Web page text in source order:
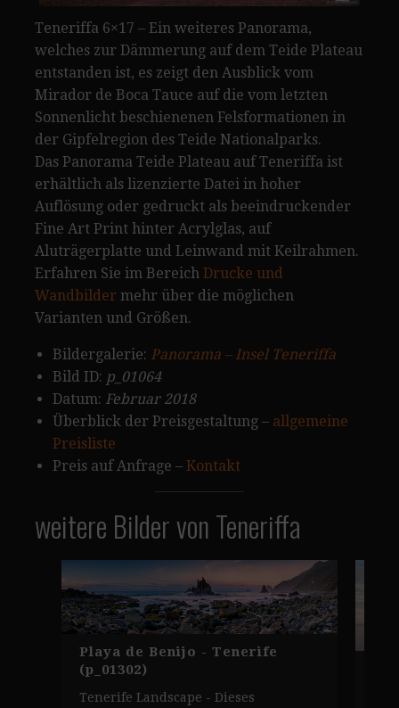
Teneriffa 6×17 – Ein weiteres Panorama,
welches zur Dämmerung auf dem Teide Plateau
entstanden ist, es zeigt den Ausblick vom
Mirador de Boca Tauce auf die vom letzten
Sonnenlicht beschienenen Felsformationen in
der Gipfelregion des Teide Nationalparks.
Das Panorama Teide Plateau auf Teneriffa ist
erhältlich als lizenzierte Datei in hoher
Auflösung oder gedruckt als beeindruckender
Fine Art Print hinter Acrylglas, auf
Aluträgerplatte und Leinwand mit Keilrahmen.
Erfahren Sie im Bereich Drucke und
Wandbilder mehr über die möglichen
Varianten und Größen.
Bildergalerie: Panorama – Insel Teneriffa
Bild ID: p_01064
Datum: Februar 2018
Überblick der Preisgestaltung – allgemeine
Preisliste
Preis auf Anfrage – Kontakt
weitere Bilder von Teneriffa
Playa de Benijo - Tenerife
(p_01302)
Tenerife Landscape - Dieses